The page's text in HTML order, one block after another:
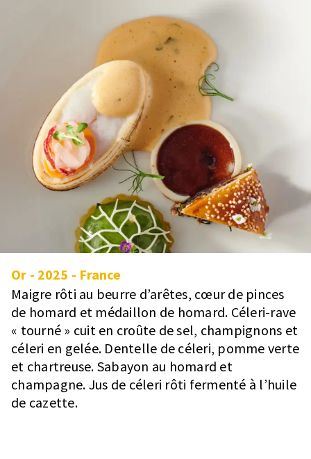
Or - 2025 - France
Maigre rôti au beurre d’arêtes, cœur de pinces
de homard et médaillon de homard. Céleri-rave
« tourné » cuit en croûte de sel, champignons et
céleri en gelée. Dentelle de céleri, pomme verte
et chartreuse. Sabayon au homard et
champagne. Jus de céleri rôti fermenté à l’huile
de cazette.